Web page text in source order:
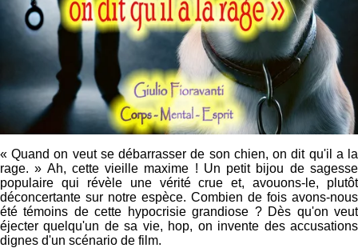
« Quand on veut se débarrasser de son chien, on dit qu'il a la
rage. » Ah, cette vieille maxime ! Un petit bijou de sagesse
populaire qui révèle une vérité crue et, avouons-le, plutôt
déconcertante sur notre espèce. Combien de fois avons-nous
été témoins de cette hypocrisie grandiose ? Dès qu'on veut
éjecter quelqu'un de sa vie, hop, on invente des accusations
dignes d'un scénario de film.